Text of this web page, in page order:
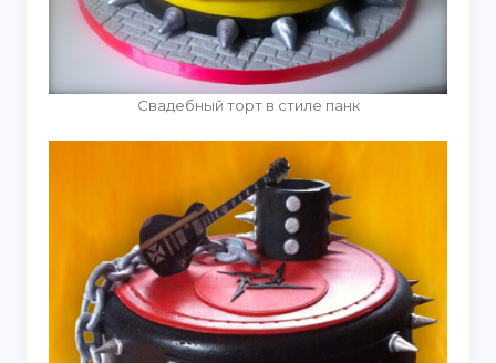
Свадебный торт в стиле панк